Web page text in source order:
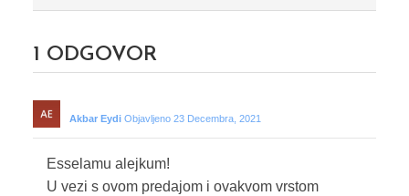
1 ODGOVOR
Akbar Eydi Objavljeno 23 Decembra, 2021
Esselamu alejkum!
U vezi s ovom predajom i ovakvom vrstom